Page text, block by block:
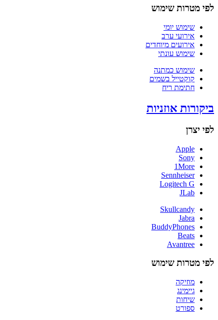
לפי מטרות שימוש
שימוש יומי
אירועי ערב
אירועים מיוחדים
שימוש עונתי
שימוש כמתנה
קוקטייל בשמים
חתימת ריח
ביקורות אוזניות
לפי יצרן
Apple
Sony
1More
Sennheiser
Logitech G
JLab
Skullcandy
Jabra
BuddyPhones
Beats
Avantree
לפי מטרות שימוש
מוזיקה
גיימינג
שיחות
ספורט